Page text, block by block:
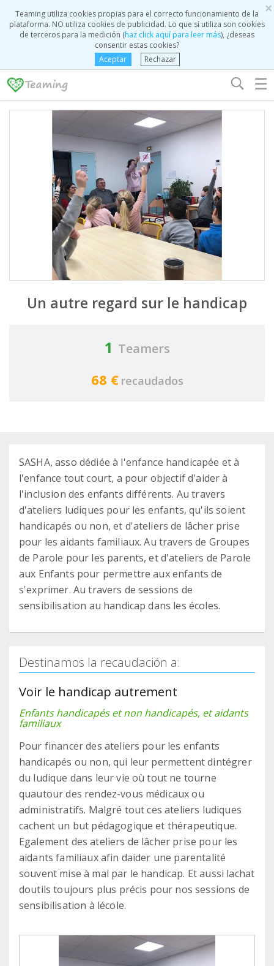
×
Teaming utiliza cookies propias para el correcto funcionamiento de la
plataforma. NO utiliza cookies de publicidad. Lo que sí utiliza son cookies
de terceros para la medición (haz click aquí para leer más), ¿deseas
consentir estas cookies?
Aceptar
Rechazar
☰
Un autre regard sur le handicap
1 Teamers
68 € recaudados
SASHA, asso dédiée à l'enfance handicapée et à
l'enfance tout court, a pour objectif d'aider à
l'inclusion des enfants différents. Au travers
d'ateliers ludiques pour les enfants, qu'ils soient
handicapés ou non, et d'ateliers de lâcher prise
pour les aidants familiaux. Au travers de Groupes
de Parole pour les parents, et d'ateliers de Parole
aux Enfants pour permettre aux enfants de
s'exprimer. Au travers de sessions de
sensibilisation au handicap dans les écoles.
Destinamos la recaudación a:
Voir le handicap autrement
Enfants handicapés et non handicapés, et aidants
familiaux
Pour financer des ateliers pour les enfants
handicapés ou non, qui leur permettent dintégrer
du ludique dans leur vie où tout ne tourne
quautour des rendez-vous médicaux ou
administratifs. Malgré tout ces ateliers ludiques
cachent un but pédagogique et thérapeutique.
Egalement des ateliers de lâcher prise pour les
aidants familiaux afin daider une parentalité
souvent mise à mal par le handicap. Et aussi lachat
doutils toujours plus précis pour nos sessions de
sensibilisation à lécole.